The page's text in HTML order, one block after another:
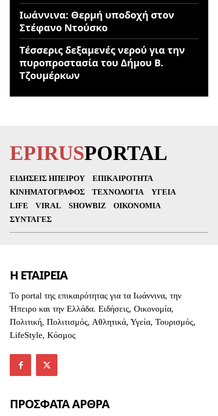
Ιωάννινα: Θερμή υποδοχή στον
Στέφανο Ντούσκο
Τέσσερις δεξαμενές νερού για την
πυροπροστασία του Δήμου Β.
Τζουμέρκων
EPIRUSPORTAL
ΕΙΔΉΣΕΙΣ ΗΠΕΊΡΟΥ
ΕΠΙΚΑΙΡΌΤΗΤΑ
ΚΙΝΗΜΑΤΟΓΡΆΦΟΣ
ΤΕΧΝΟΛΟΓΊΑ
ΥΓΕΊΑ
LIFE
VIRAL SHOWBIZ
ΟΙΚΟΝΟΜΊΑ
ΣΥΝΤΑΓΈΣ
Η ΕΤΑΙΡΕΙΑ
To portal της επικαιρότητας για τα Ιωάννινα, την
Ήπειρο και την Ελλάδα. Ειδήσεις, Οικονομία,
Πολιτική, Πολιτισμός, Αθλητικά, Υγεία, Τουρισμός,
LifeStyle, Κόσμος
ΠΡΟΣΦΑΤΑ ΑΡΘΡΑ